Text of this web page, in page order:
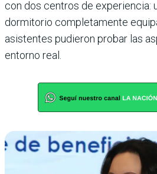
con dos centros de experien­cia:
dormitorio completamente
asistentes pudie­ron probar las
entorno real.